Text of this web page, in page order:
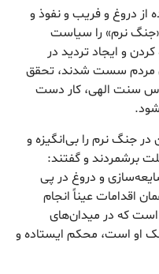
از دروغ و فریب و نفوذ و
نرم» را سیاست
و ایجاد تردید در
مردم سست شدند، تحقق
سنت الهی، کار دست
جنگ نرم را بی‌انگیزه و
برشمردند و گفتند:
و دروغ در پی
اقدامات عیناً انجام
است که در میدان‌های
او است، محکم ایستاده و